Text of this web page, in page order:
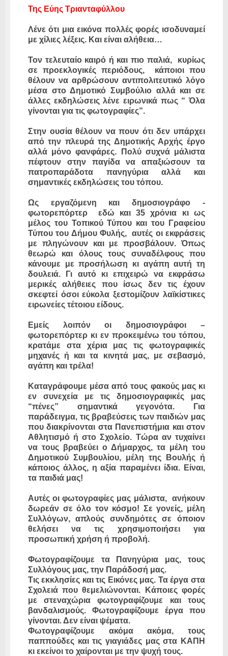
Της Εύης Τριανταφύλλου
Λένε ότι μια εικόνα πολλές φορές ισοδυναμεί
με χίλιες λέξεις. Και είναι αλήθεια…
Τον τελευταίο καιρό ή και πιο παλιά, κυρίως
σε προεκλογικές περιόδους, κάποιοι που
θέλουν να αρθρώσουν αντιπολιτευτικό λόγο
μέσα στο Δημοτικό Συμβούλιο αλλά και σε
άλλες εκδηλώσεις λένε ειρωνικά πως “ Όλα
γίνονται για τις φωτογραφίες”.
Στην ουσία θέλουν να πουν ότι δεν υπάρχει
από την πλευρά της Δημοτικής Αρχής έργο
αλλά μόνο φανφάρες. Πολύ συχνά μάλιστα
πέφτουν στην παγίδα να απαξιώσουν τα
πατροπαράδοτα πανηγύρια αλλά και
σημαντικές εκδηλώσεις του τόπου.
Ως εργαζόμενη και δημοσιογράφο -
φωτορεπόρτερ εδώ και 35 χρόνια κι ως
μέλος του Τοπικού Τύπου και του Γραφείου
Τύπου του Δήμου Φυλής, αυτές οι εκφράσεις
με πληγώνουν και με προσβάλουν. Όπως
θεωρώ και όλους τους συναδέλφους που
κάνουμε με προσήλωση κι αγάπη αυτή τη
δουλειά. Γι αυτό κι επιχειρώ να εκφράσω
μερικές αλήθειες που ίσως δεν τις έχουν
σκεφτεί όσοι εύκολα ξεστομίζουν λαϊκίστικες
ειρωνείες τέτοιου είδους.
Εμείς λοιπόν οι δημοσιογράφοι –
φωτορεπόρτερ κι εν προκειμένω του τόπου,
κρατάμε στα χέρια μας τις φωτογραφικές
μηχανές ή και τα κινητά μας, με σεβασμό,
αγάπη και τρέλα!
Καταγράφουμε μέσα από τους φακούς μας κι
εν συνεχεία με τις δημοσιογραφικές μας
“πένες” σημαντικά γεγονότα. Για
παράδειγμα, τις βραβεύσεις των παιδιών μας
που διακρίνονται στα Πανεπιστήμια και στον
Αθλητισμό ή στο Σχολείο. Τώρα αν τυχαίνει
να τους βραβεύει ο Δήμαρχος, τα μέλη του
Δημοτικού Συμβουλίου, μέλη της Βουλής ή
κάποιος άλλος, η αξία παραμένει ίδια. Είναι,
τα παιδιά μας!
Αυτές οι φωτογραφίες μας μάλιστα, ανήκουν
δωρεάν σε όλο τον κόσμο! Σε γονείς, μέλη
Συλλόγων, απλούς συνδημότες σε όποιον
θελήσει να τις χρησιμοποιήσει για
προσωπική χρήση ή προβολή.
Φωτογραφίζουμε τα Πανηγύρια μας, τους
Συλλόγους μας, την Παράδοσή μας.
Τις εκκλησίες και τις Εικόνες μας. Τα έργα στα
Σχολειά που θεμελιώνονται. Κάποιες φορές
με στεναχώρια φωτογραφίζουμε και τους
βανδαλισμούς. Φωτογραφίζουμε έργα που
γίνονται. Δεν είναι ψέματα.
Φωτογραφίζουμε ακόμα ακόμα, τους
παππούδες και τις γιαγιάδες μας στα ΚΑΠΗ
κι εκείνοι το χαίρονται με την ψυχή τους.